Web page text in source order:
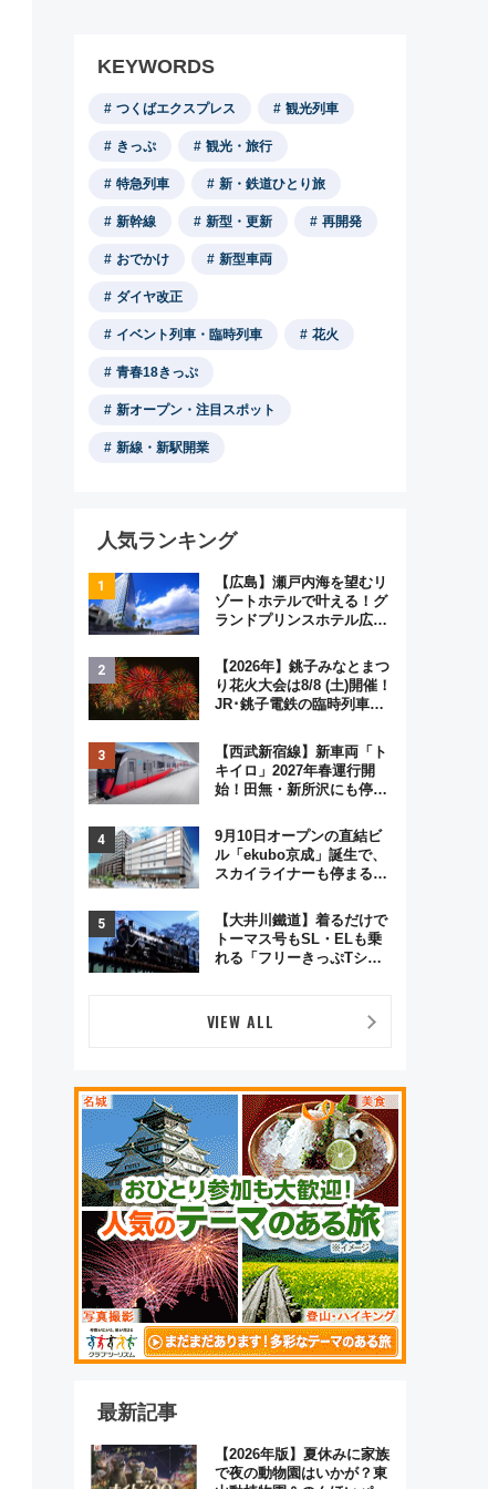
KEYWORDS
つくばエクスプレス 観光列車
きっぷ 観光・旅行
特急列車 新・鉄道ひとり旅
新幹線 新型・更新 再開発
おでかけ 新型車両
ダイヤ改正
イベント列車・臨時列車 花火
青春18きっぷ
新オープン・注目スポット
新線・新駅開業
人気ランキング
【広島】瀬戸内海を望むリ
ゾートホテルで叶える！グ
ランドプリンスホテル広島
ジュアルパーティープラン
【2026年】銚子みなとまつ
り花火大会は8/8 (土)開催！
JR･銚子電鉄の臨時列車や
く8,000発の大迫力＆屋台
を満喫
【西武新宿線】新車両「ト
キイロ」2027年春運行開
始！田無・新所沢にも停
弾」も
9月10日オープンの直結ビ
ル「ekubo京成」誕生で、
スカイライナーも停まる巨
変わる？ 全テナント情報も
公開！
【大井川鐵道】着るだけで
トーマス号もSL・ELも乗
れる「フリーきっぷTシャ
VIEW ALL
最新記事
【2026年版】夏休みに家族
で夜の動物園はいかが？東